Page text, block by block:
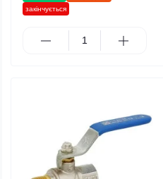
закінчується